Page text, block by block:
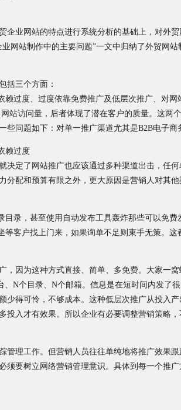
企业网站的特点进行系统分析的基础上，对外
网站制作中的主要问题”一文中归纳了外贸网
括三个方面：
赖过度、过度依靠免费推广及低层次推广、对
站访问量，后者体现了潜在客户的质量。这
些问题如下：对单一推广渠道尤其是B2B电子商
赖过度
决定了网站推广也应该通过多种渠道出击，任
分配和预算有限之外，更大原因是营销人对其
目录，甚至使用自动发布工具轰炸那些可以免
客户找上门来，如果询单不足则束手无策。这
，因为这种方式直接、简单、多免费。大家一
N个目录、N个邮箱。信息是在短时间内发了
少得可怜，不够成本。这种低层次推广从投入
投入才有效果。所以企业有必要调整营销策略，
管理工作。但营销人员往往单纯地将推广效果
须要树立网络营销管理意识。具体到每一个推广